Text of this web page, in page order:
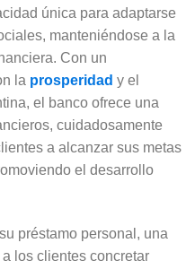
única para adaptarse
manteniéndose a la
Con un
la prosperidad y el
el banco ofrece una
cuidadosamente
a alcanzar sus metas
el desarrollo
préstamo personal, una
los clientes concretar